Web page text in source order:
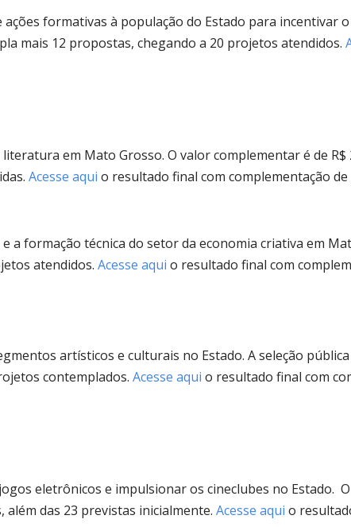
formativas à população do Estado para incentivar
mais 12 propostas, chegando a 20 projetos atendidos.
em Mato Grosso. O valor complementar é de
Acesse aqui o resultado final com complementação de
formação técnica do setor da economia criativa em
atendidos. Acesse aqui o resultado final com
artísticos e culturais no Estado. A seleção
contemplados. Acesse aqui o resultado final com
eletrônicos e impulsionar os cineclubes no Estado.
das 23 previstas inicialmente. Acesse aqui o